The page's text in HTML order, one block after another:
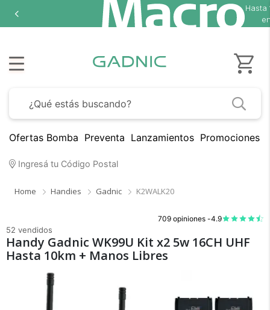
Hasta
Ofertas Bomba Preventa Lanzamientos Promociones
Ingresá tu Código Postal
Home Handies Gadnic K2WALK20
709 opiniones -4.9
52 vendidos
Handy Gadnic WK99U Kit x2 5w 16CH UHF
Hasta 10km + Manos Libres